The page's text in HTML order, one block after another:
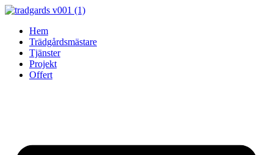
Skip
contentHem
Trädgårdsmästare
Tjänster
Projekt
Offert